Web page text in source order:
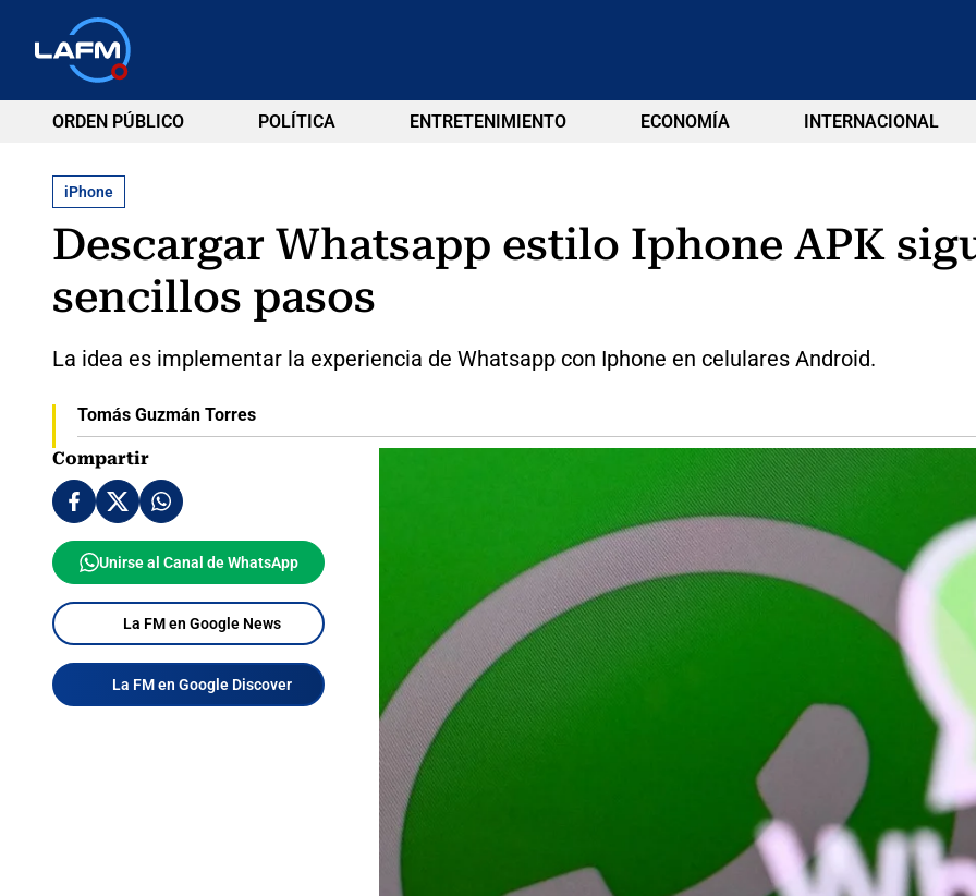
ORDEN PÚBLICO POLÍTICA ENTRETENIMIENTO ECONOMÍA INTERNACIONAL
iPhone
Descargar Whatsapp estilo Iphone APK
sencillos pasos
La idea es implementar la experiencia de Whatsapp con Iphone en celulares Android.
Tomás Guzmán Torres
Compartir
Unirse al Canal de WhatsApp
La FM en Google News
La FM en Google Discover